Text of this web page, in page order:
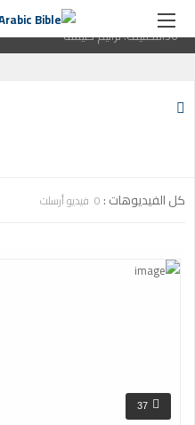
الصفحة الرئيسية ترانيم كنيسة
36التصنيف:
ترانيم كنيسة
كل الفيديوهات : 0 فيديو أرسلت
37